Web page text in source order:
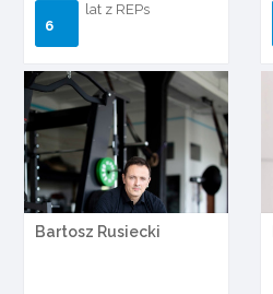
6
lat z REPs
Bartosz Rusiecki